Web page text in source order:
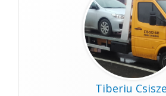
Tiberiu